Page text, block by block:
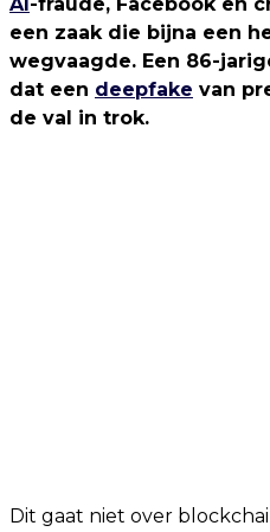
een zaak die bijna een
wegvaagde. Een 86-
dat een deepfake van
de val in trok.
Dit gaat niet over